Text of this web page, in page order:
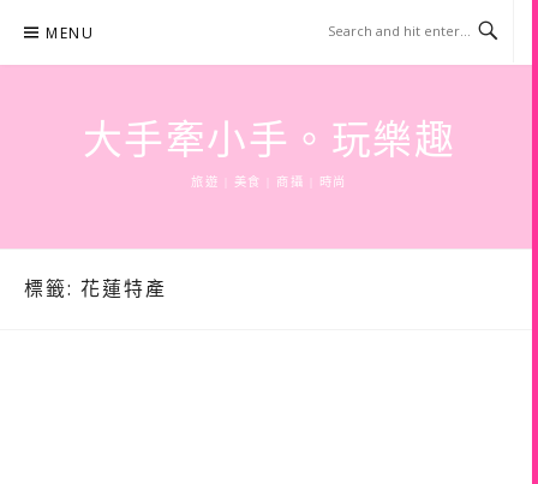
content
MENU
大手牽小手。玩樂趣
旅遊 | 美食 | 商攝 | 時尚
標籤: 花蓮特產